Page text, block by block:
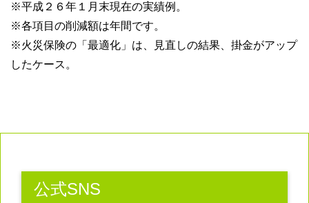
※平成２６年１月末現在の実績例。
※各項目の削減額は年間です。
※火災保険の「最適化」は、見直しの結果、掛金がアップ
したケース。
公式SNS